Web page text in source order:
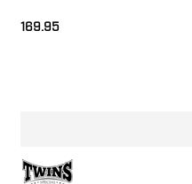
169.95